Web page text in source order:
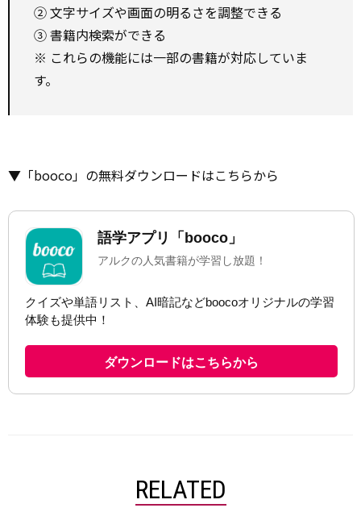
② 文字サイズや画面の明るさを調整できる
③ 書籍内検索ができる
※ これらの機能には一部の書籍が対応していま
す。
▼「booco」の無料ダウンロードはこちらから
RELATED